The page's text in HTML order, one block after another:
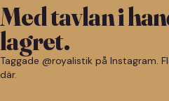
Med tavlan i
lagret.
Taggade @royalistik på Instagram.
där.